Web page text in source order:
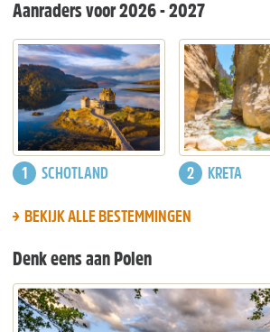
Aanraders voor 2026 - 2027
SCHOTLAND KRETA
BEKIJK ALLE BESTEMMINGEN
Denk eens aan Polen